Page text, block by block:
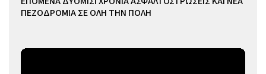
ΠΕΖΟΔΡΟΜΙΑ ΣΕ ΟΛΗ ΤΗΝ ΠΟΛΗ